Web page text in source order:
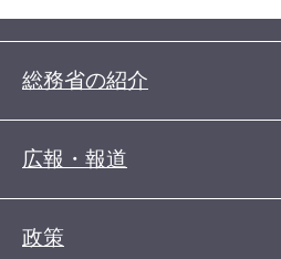
総務省の紹介
広報・報道
政策